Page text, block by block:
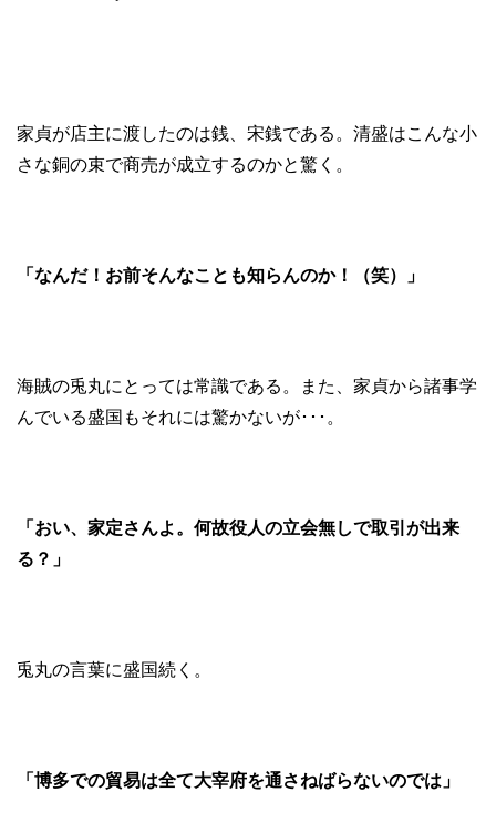
家貞が店主に渡したのは銭、宋銭である。清盛はこんな小
さな銅の束で商売が成立するのかと驚く。
「なんだ！お前そんなことも知らんのか！（笑）」
海賊の兎丸にとっては常識である。また、家貞から諸事学
んでいる盛国もそれには驚かないが･･･。
「おい、家定さんよ。何故役人の立会無しで取引が出来
る？」
兎丸の言葉に盛国続く。
「博多での貿易は全て大宰府を通さねばらないのでは」